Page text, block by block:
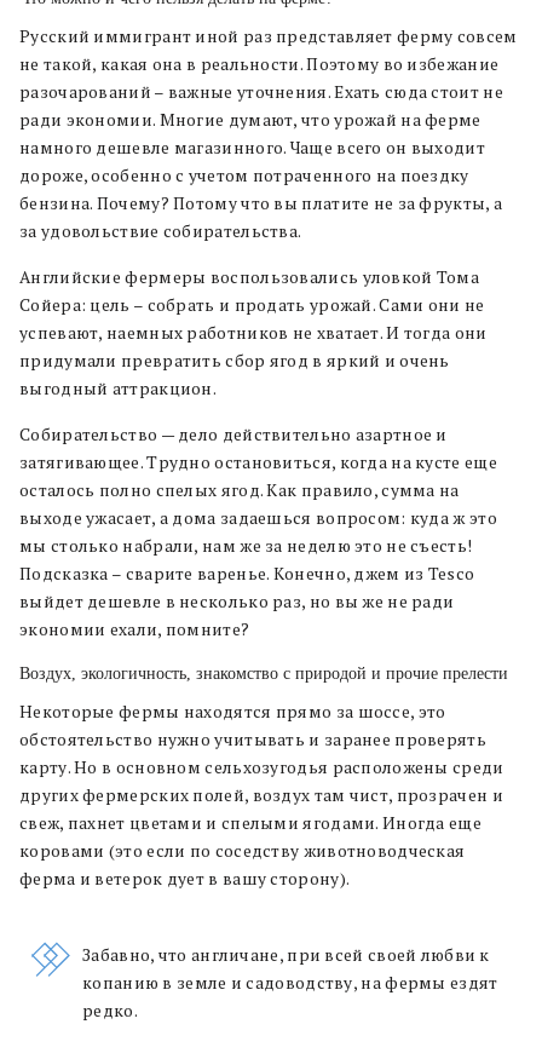
Русский иммигрант иной раз представляет ферму совсем
не такой, какая она в реальности. Поэтому во избежание
разочарований – важные уточнения. Ехать сюда стоит не
ради экономии. Многие думают, что урожай на ферме
намного дешевле магазинного. Чаще всего он выходит
дороже, особенно с учетом потраченного на поездку
бензина. Почему? Потому что вы платите не за фрукты, а
за удовольствие собирательства.
Английские фермеры воспользовались уловкой Тома
Сойера: цель – собрать и продать урожай. Сами они не
успевают, наемных работников не хватает. И тогда они
придумали превратить сбор ягод в яркий и очень
выгодный аттракцион.
Собирательство — дело действительно азартное и
затягивающее. Трудно остановиться, когда на кусте еще
осталось полно спелых ягод. Как правило, сумма на
выходе ужасает, а дома задаешься вопросом: куда ж это
мы столько набрали, нам же за неделю это не съесть!
Подсказка – сварите варенье. Конечно, джем из Tesco
выйдет дешевле в несколько раз, но вы же не ради
экономии ехали, помните?
Воздух, экологичность, знакомство с природой и прочие прелести
Некоторые фермы находятся прямо за шоссе, это
обстоятельство нужно учитывать и заранее проверять
карту. Но в основном сельхозугодья расположены среди
других фермерских полей, воздух там чист, прозрачен и
свеж, пахнет цветами и спелыми ягодами. Иногда еще
коровами (это если по соседству животноводческая
ферма и ветерок дует в вашу сторону).
Забавно, что англичане, при всей своей любви к
копанию в земле и садоводству, на фермы ездят
редко.